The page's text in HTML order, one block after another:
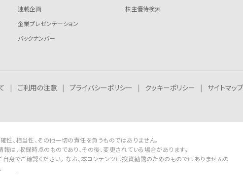
連載企画
企業プレゼンテーション
バックナンバー
株主優待検索
ご利用の注意 プライバシーポリシー クッキーポリシー
サイトマップ
性、相当性、その他一切の責任を負うものではありません。
は、収録時点のものであり、その後、変更されている場合があります。
身でご確認ください。 なお、本コンテンツは投資勧誘のためのものではありませんの